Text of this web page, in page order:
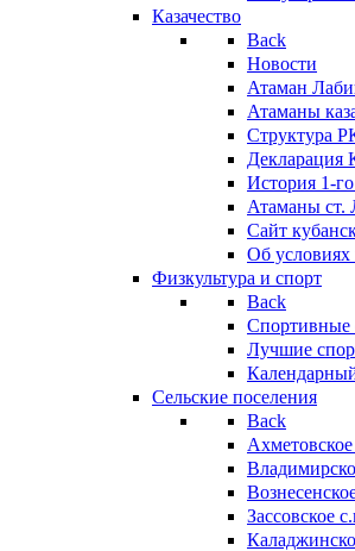
Казачество
Back
Новости
Атаман
Атаманы
Структура
Декларация
История 1-
Атаманы ст.
Cайт
Об условиях
Физкультура и спорт
Back
Спортивные
Лучшие
Сельские поселения
Back
Зассовское